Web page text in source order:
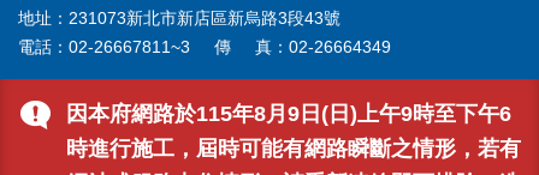
因本府網路於115年8月9日(日)上午9時至下午6
時進行施工，屆時可能有網路瞬斷之情形，若有
地址：231073新北市新店區新烏路3段43號
電話：02-26667811~3傳 真：02-26664349